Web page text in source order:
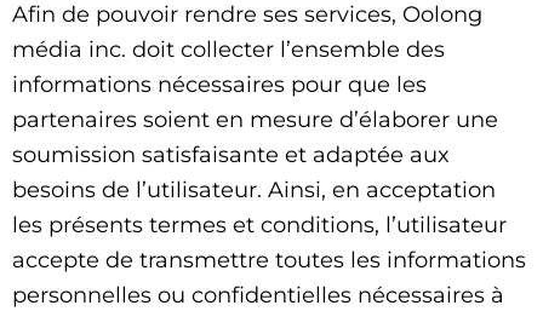
Afin de pouvoir rendre ses services, Oolong
média inc. doit collecter l’ensemble des
informations nécessaires pour que les
partenaires soient en mesure d’élaborer une
soumission satisfaisante et adaptée aux
besoins de l’utilisateur. Ainsi, en acceptation
les présents termes et conditions, l’utilisateur
accepte de transmettre toutes les informations
personnelles ou confidentielles nécessaires à